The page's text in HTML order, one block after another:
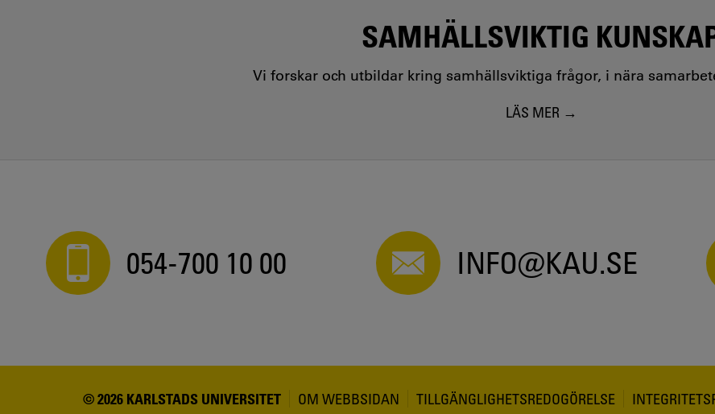
SAMHÄLLSVIKTIG
Vi forskar och utbildar kring samhällsviktiga frågor, i nära
LÄS MER
054-700 10 00 INFO@KAU.SE
© 2026 KARLSTADS UNIVERSITET OM WEBBSIDAN TILLGÄNGLIGHETSREDOGÖRELSE